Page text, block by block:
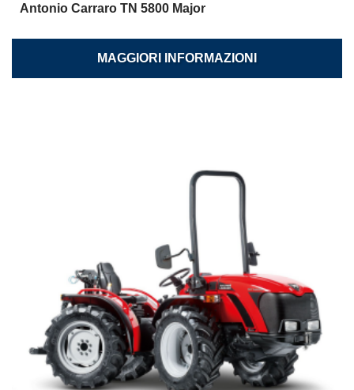
Antonio Carraro TN 5800 Major
MAGGIORI INFORMAZIONI